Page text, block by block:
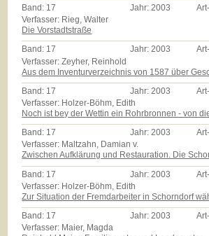
Band: 17 Jahr:2003
Verfasser: Rieg, Walter
Die Vorstadtstraße
Band: 17 Jahr:2003
Verfasser: Zeyher, Reinhold
Aus dem Inventurverzeichnis von 1587 über
Band: 17 Jahr:2003
Verfasser: Holzer-Böhm, Edith
Noch ist bey der Wettin ein Rohrbronnen - von
Band: 17 Jahr:2003
Verfasser: Maltzahn, Damian v.
Zwischen Aufklärung und Restauration. Die
Band: 17 Jahr: 2003
Verfasser: Holzer-Böhm, Edith
Zur Situation der Fremdarbeiter in Schorndorf
Band: 17 Jahr:2003
Verfasser: Maier, Magda